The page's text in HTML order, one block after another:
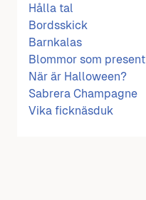
Hålla tal
Bordsskick
Barnkalas
Blommor som present
När är Halloween?
Sabrera Champagne
Vika ficknäsduk